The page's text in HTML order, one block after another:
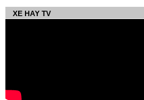
XE HAY TV